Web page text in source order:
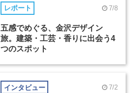
レポート 7/8
五感でめぐる、金沢デザイン
旅。建築・工芸・香りに出会う4
つのスポット
インタビュー 7/2